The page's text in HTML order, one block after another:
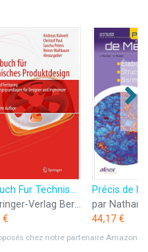
Handbuch Fur Technisches Produktdesign: Material Und Fertigung, Entscheidungsgrundlagen Fur Designer Und Ingenieure
par Springer-Verlag Berlin and Heidelberg GmbH & Co. K
€
par Nathan
44,17 €
chez notre partenaire Amazon